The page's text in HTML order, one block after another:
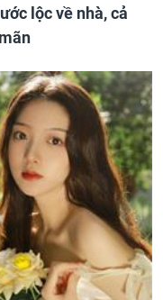
lộc về nhà, cả